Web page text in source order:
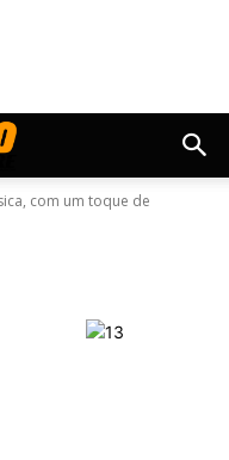
com um toque de